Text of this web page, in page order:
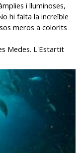
i lluminoses,
hi falta la increïble
meros a colorits
Medes. L'Estartit